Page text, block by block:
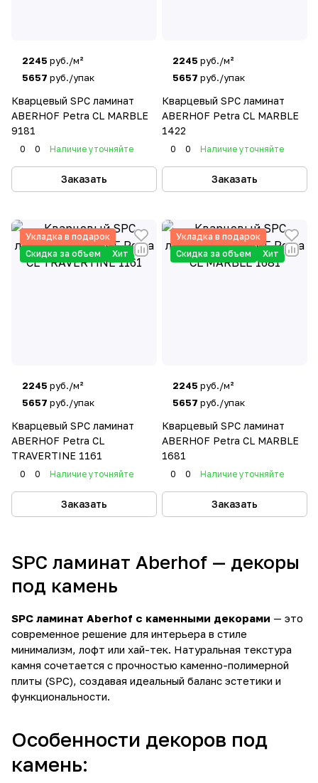
2245 руб./м²
5657 руб./упак
Кварцевый SPC ламинат
ABERHOF Petra CL MARBLE
9181
0 0 Наличие уточняйте
Заказать
2245 руб./м²
5657 руб./упак
Кварцевый SPC ламинат
ABERHOF Petra CL MARBLE
1422
0 0 Наличие уточняйте
Заказать
Укладка в подарок
Скидка за объем
Хит
2245 руб./м²
5657 руб./упак
Кварцевый SPC ламинат
ABERHOF Petra CL
TRAVERTINE 1161
0 0 Наличие уточняйте
Заказать
Укладка в подарок
Скидка за объем
Хит
2245 руб./м²
5657 руб./упак
Кварцевый SPC ламинат
ABERHOF Petra CL MARBLE
1681
0 0 Наличие уточняйте
Заказать
SPC ламинат Aberhof — декоры
под камень
SPC ламинат Aberhof с каменными декорами — это
современное решение для интерьера в стиле
минимализм, лофт или хай-тек. Натуральная текстура
камня сочетается с прочностью каменно-полимерной
плиты (SPC), создавая идеальный баланс эстетики и
функциональности.
Особенности декоров под
камень: